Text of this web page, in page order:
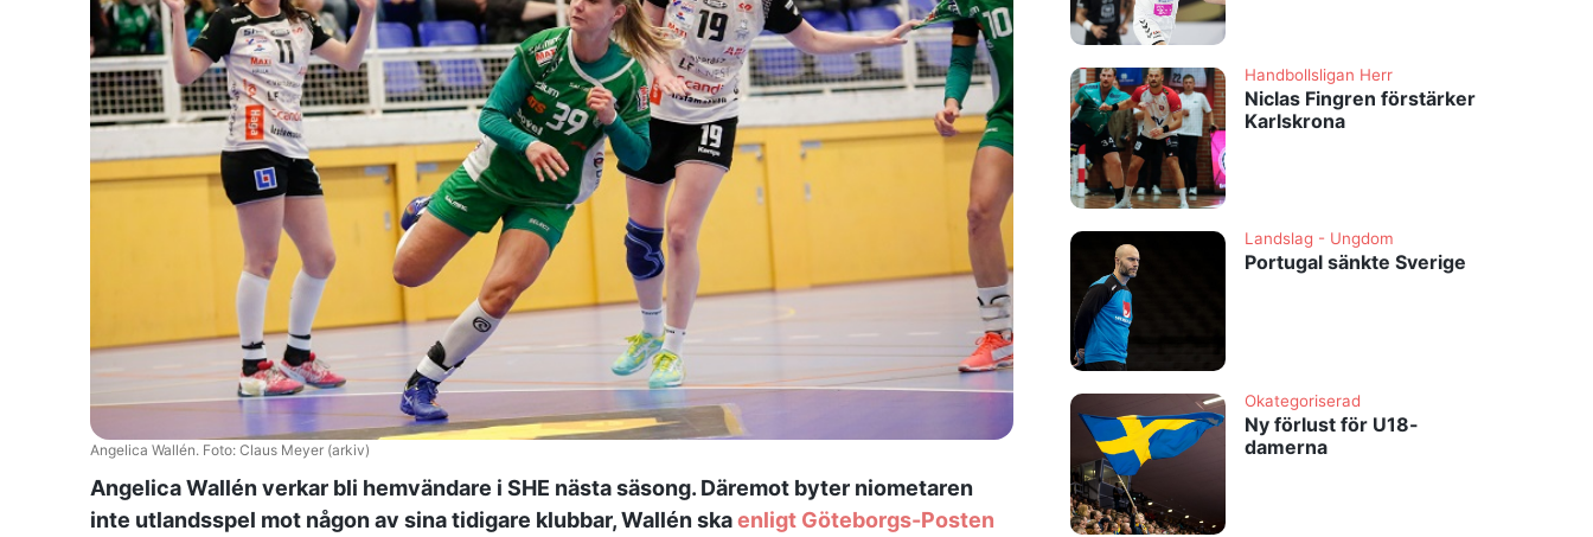
Angelica Wallén. Foto: Claus Meyer (arkiv)
Angelica Wallén verkar bli hemvändare i SHE nästa säsong. Däremot byter niometaren
inte utlandsspel mot någon av sina tidigare klubbar, Wallén skaenligt Göteborgs-Posten
Handbollsligan Herr
Niclas Fingren förstärker
Karlskrona
Landslag - Ungdom
Portugal sänkte Sverige
Okategoriserad
Ny förlust för U18-
damerna